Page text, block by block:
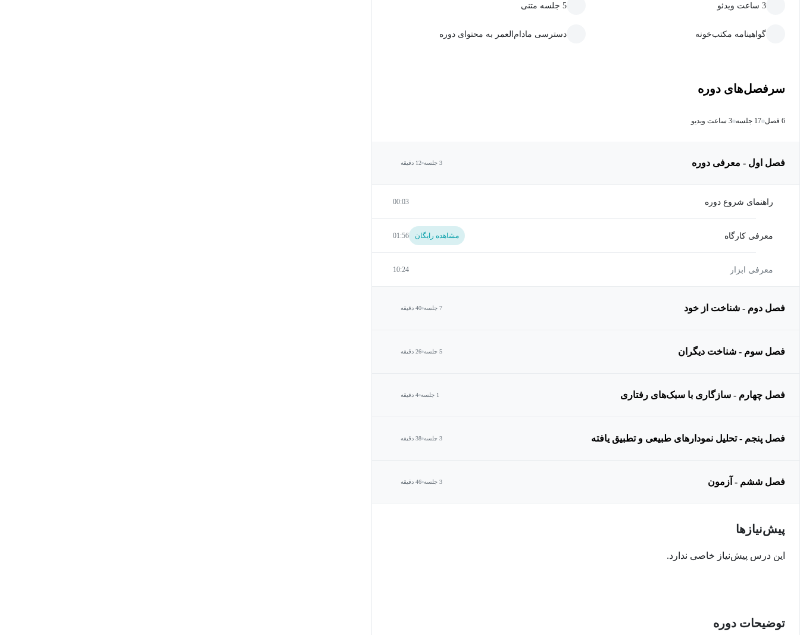
3 ساعت ویدئو 5 جلسه متنی
گواهینامه مکتب‌خونه دسترسی مادام‌العمر به محتوای دوره
سرفصل‌های دوره
6 فصل 17 جلسه 3 ساعت ویدیو
فصل اول - معرفی دوره 3 جلسه 12 دقیقه
راهنمای شروع دوره 00:03
معرفی کارگاه مشاهده رایگان 01:56
معرفی ابزار 10:24
فصل دوم - شناخت از خود 7 جلسه 40 دقیقه
فصل سوم - شناخت دیگران 5 جلسه 26 دقیقه
فصل چهارم - سازگاری با سبک‌های رفتاری 1 جلسه 4 دقیقه
فصل پنجم - تحلیل نمودارهای طبیعی و تطبیق یافته 3 جلسه 38 دقیقه
فصل ششم - آزمون 3 جلسه 46 دقیقه
پیش‌نیاز‌ها
این درس پیش‌نیاز خاصی ندارد.
توضیحات دوره